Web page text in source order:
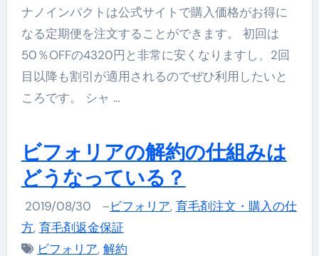
ナノインパクトは公式サイトで購入価格がお得に
なる定期便を注文することができます。 初回は
50％OFFの4320円と非常に安くなりますし、2回
目以降も割引が適用されるのでぜひ利用したいと
ころです。 シャ …
ビフォリアの解約の仕組みは
どうなっている？
2019/08/30 –ビフォリア, 育毛剤注文・購入の仕
方, 育毛剤返金保証
ビフォリア, 解約